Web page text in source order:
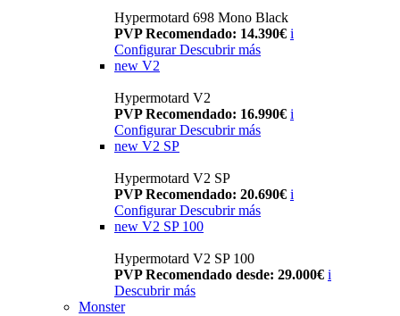
Hypermotard 698 Mono Black
PVP Recomendado: 14.390€ i
Configurar Descubrir más
new V2
Hypermotard V2
PVP Recomendado: 16.990€ i
Configurar Descubrir más
new V2 SP
Hypermotard V2 SP
PVP Recomendado: 20.690€ i
Configurar Descubrir más
new V2 SP 100
Hypermotard V2 SP 100
PVP Recomendado desde: 29.000€ i
Descubrir más
Monster